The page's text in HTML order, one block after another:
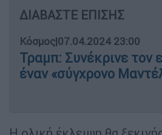
ΔΙΑΒΑΣΤΕ ΕΠΙΣΗΣ
Κόσμος|07.04.2024 23:00
Τραμπ: Συνέκρινε τον
έναν «σύγχρονο